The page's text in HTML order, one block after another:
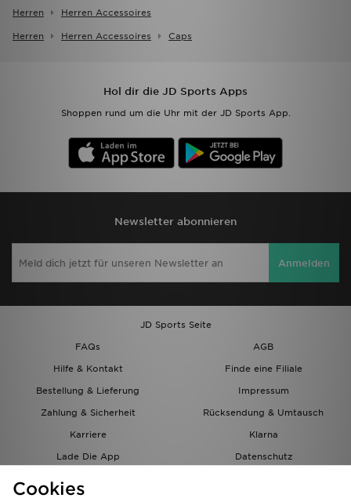
Herren Herren Accessoires
Herren Herren Accessoires Caps
Hol dir die JD Sports Apps
Shoppen rund um die Uhr mit der JD Sports App.
Newsletter abonnieren
Anmelden
JD Sports Seite
FAQs
AGB
Hilfe & Kontakt
Finde eine Filiale
Bestellung & Lieferung
Impressum
Zahlung & Sicherheit
Rücksendung & Umtausch
Karriere
Klarna
Lade Die App
Datenschutz
Cookies